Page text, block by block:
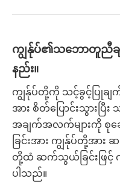
ကျွန်ုပ်၏သဘောတူညီ
နည်း။
ကျွန်ုပ်တို့ကို သင့်ခွင့်ပြုချ
အား စိတ်ပြောင်းသွားပ
အချက်အလက်များကို စု
ခြင်းအား ကျွန်ုပ်တို့အား
တို့ထံ ဆက်သွယ်ခြင်းဖြင့်
ပါသည်။